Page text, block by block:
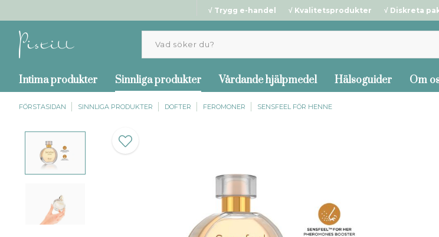
√ Trygg e-handel √ Kvalitetsprodukter √ Diskreta
Intima produkter Sinnliga produkter Vårdande hjälpmedel Hälsoguider Om
FÖRSTASIDAN SINNLIGA PRODUKTER DOFTER FEROMONER SENSFEEL FÖR HENNE